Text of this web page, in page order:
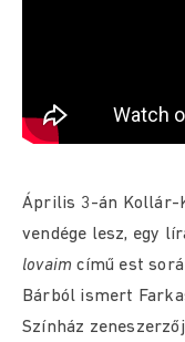
Április 3-án Kollár-
vendége lesz, egy
lovaim című est
Bárból ismert
Színház